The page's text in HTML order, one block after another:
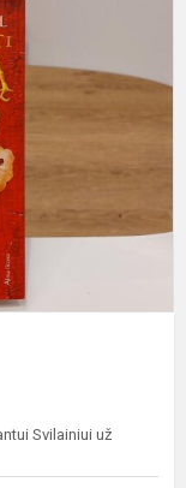
Svilainiui už